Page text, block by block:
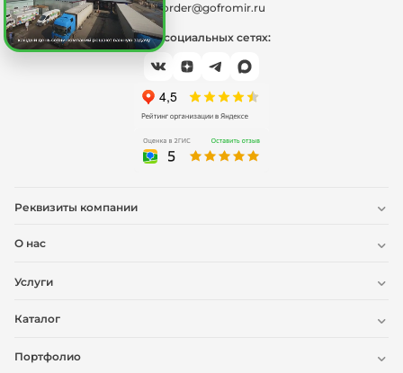
order@gofromir.ru
Мы в социальных сетях:
Реквизиты компании
О нас
Услуги
Каталог
Портфолио